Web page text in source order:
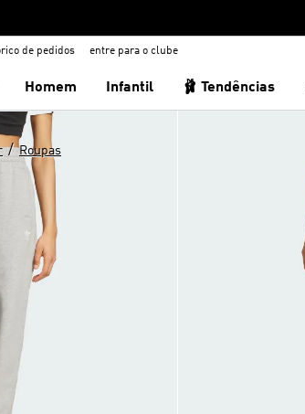
de pedidos entre para o clube
Homem Infantil 🩰 Tendências
/ Roupas